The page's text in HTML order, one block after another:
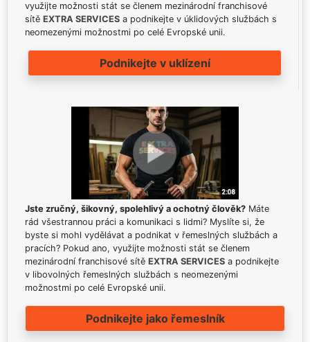
využijte možnosti stát se členem mezinárodní franchisové
sítě EXTRA SERVICES a podnikejte v úklidových službách s
neomezenými možnostmi po celé Evropské unii.
Podnikejte v uklízení
Jste zručný, šikovný, spolehlivý a ochotný člověk? Máte
rád všestrannou práci a komunikaci s lidmi? Myslíte si, že
byste si mohl vydělávat a podnikat v řemeslných službách a
pracích? Pokud ano, využijte možnosti stát se členem
mezinárodní franchisové sítě EXTRA SERVICES a podnikejte
v libovolných řemeslných službách s neomezenými
možnostmi po celé Evropské unii.
Podnikejte jako řemeslník